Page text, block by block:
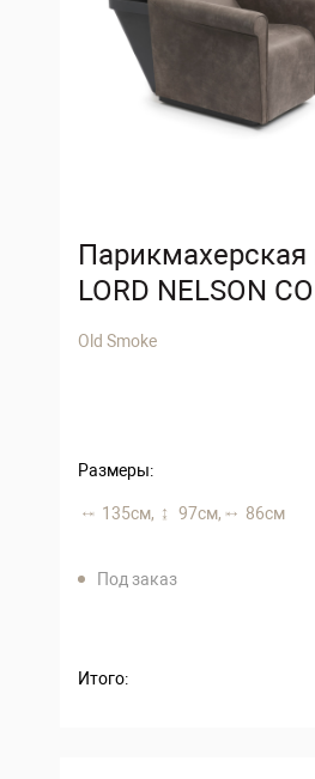
LORD NELSON
Old Smoke
Размеры:
135 см, 97 см, 86 см
Под заказ
Итого: